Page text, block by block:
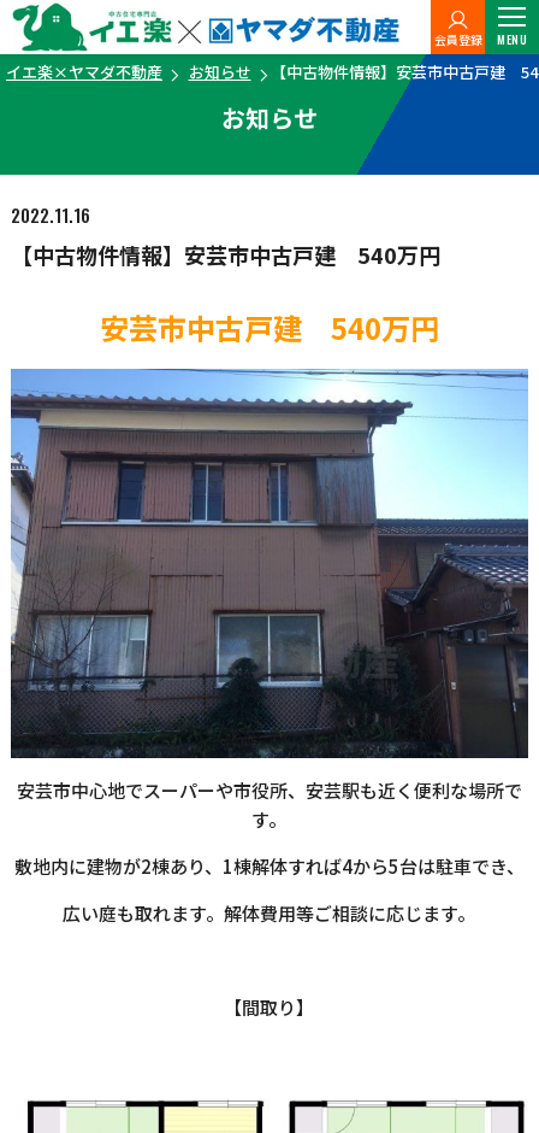
会員登録 MENU
イエ楽×ヤマダ不動産 お知らせ 【中古物件情報】安芸市中古戸建
お知らせ
2022.11.16
【中古物件情報】安芸市中古戸建 540万円
安芸市中古戸建 540万円
安芸市中心地でスーパーや市役所、安芸駅も近く便利な場所で
す。
敷地内に建物が2棟あり、1棟解体すれば4から5台は駐車でき、
広い庭も取れます。解体費用等ご相談に応じます。
【間取り】